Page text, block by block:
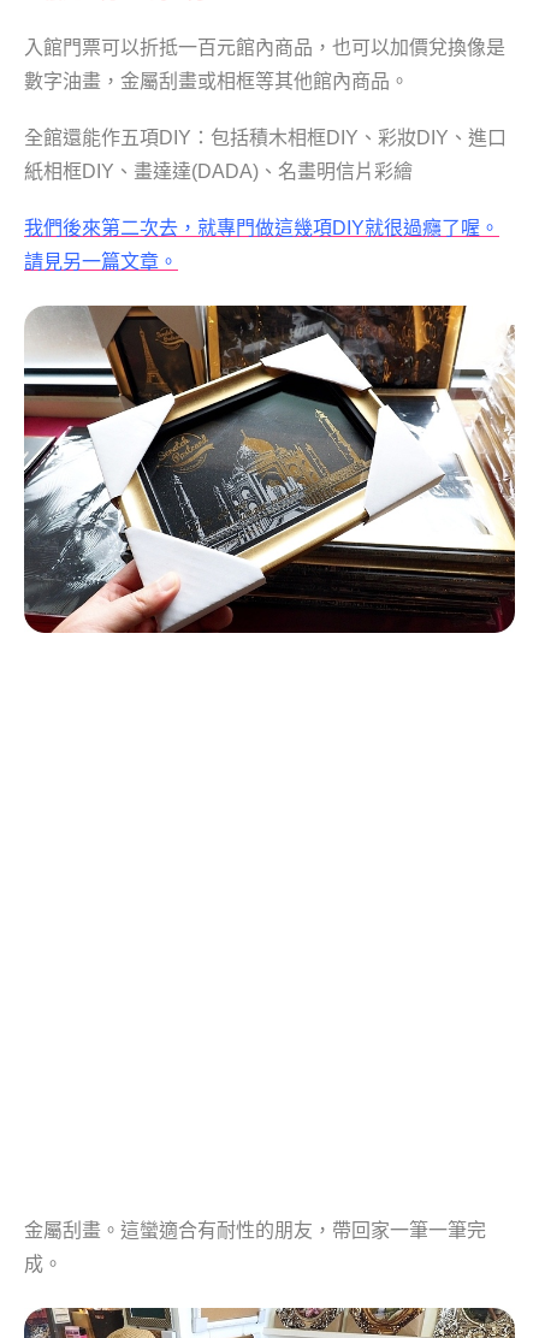
入館門票可以折抵一百元館內商品，也可以加價兌換像是
數字油畫，金屬刮畫或相框等其他館內商品。
全館還能作五項DIY：包括積木相框DIY、彩妝DIY、進口
紙相框DIY、畫達達(DADA)、名畫明信片彩繪
我們後來第二次去，就專門做這幾項DIY就很過癮了喔。
請見另一篇文章。
金屬刮畫。這蠻適合有耐性的朋友，帶回家一筆一筆完
成。